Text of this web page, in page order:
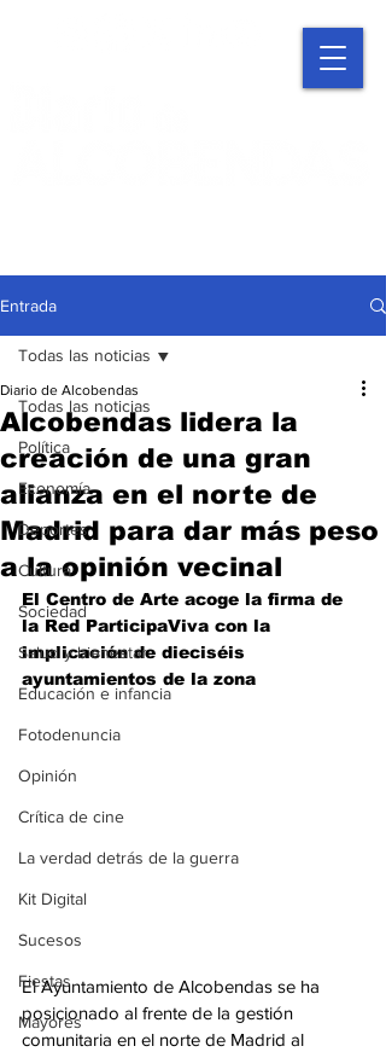
Entrada
Todas las noticias
Política
Economía
Deportes
Cultura
Sociedad
Salud y bienestar
Educación e infancia
Fotodenuncia
Opinión
Crítica de cine
La verdad detrás de la guerra
Kit Digital
Sucesos
Fiestas
Mayores
Todas las noticias
Alcobendas lidera la
creación de una gran
alianza en el norte de
Madrid para dar más peso
a la opinión vecinal
Diario de Alcobendas
El Centro de Arte acoge la firma de
la Red ParticipaViva con la
implicación de dieciséis
ayuntamientos de la zona
El Ayuntamiento de Alcobendas se ha
posicionado al frente de la gestión
comunitaria en el norte de Madrid al